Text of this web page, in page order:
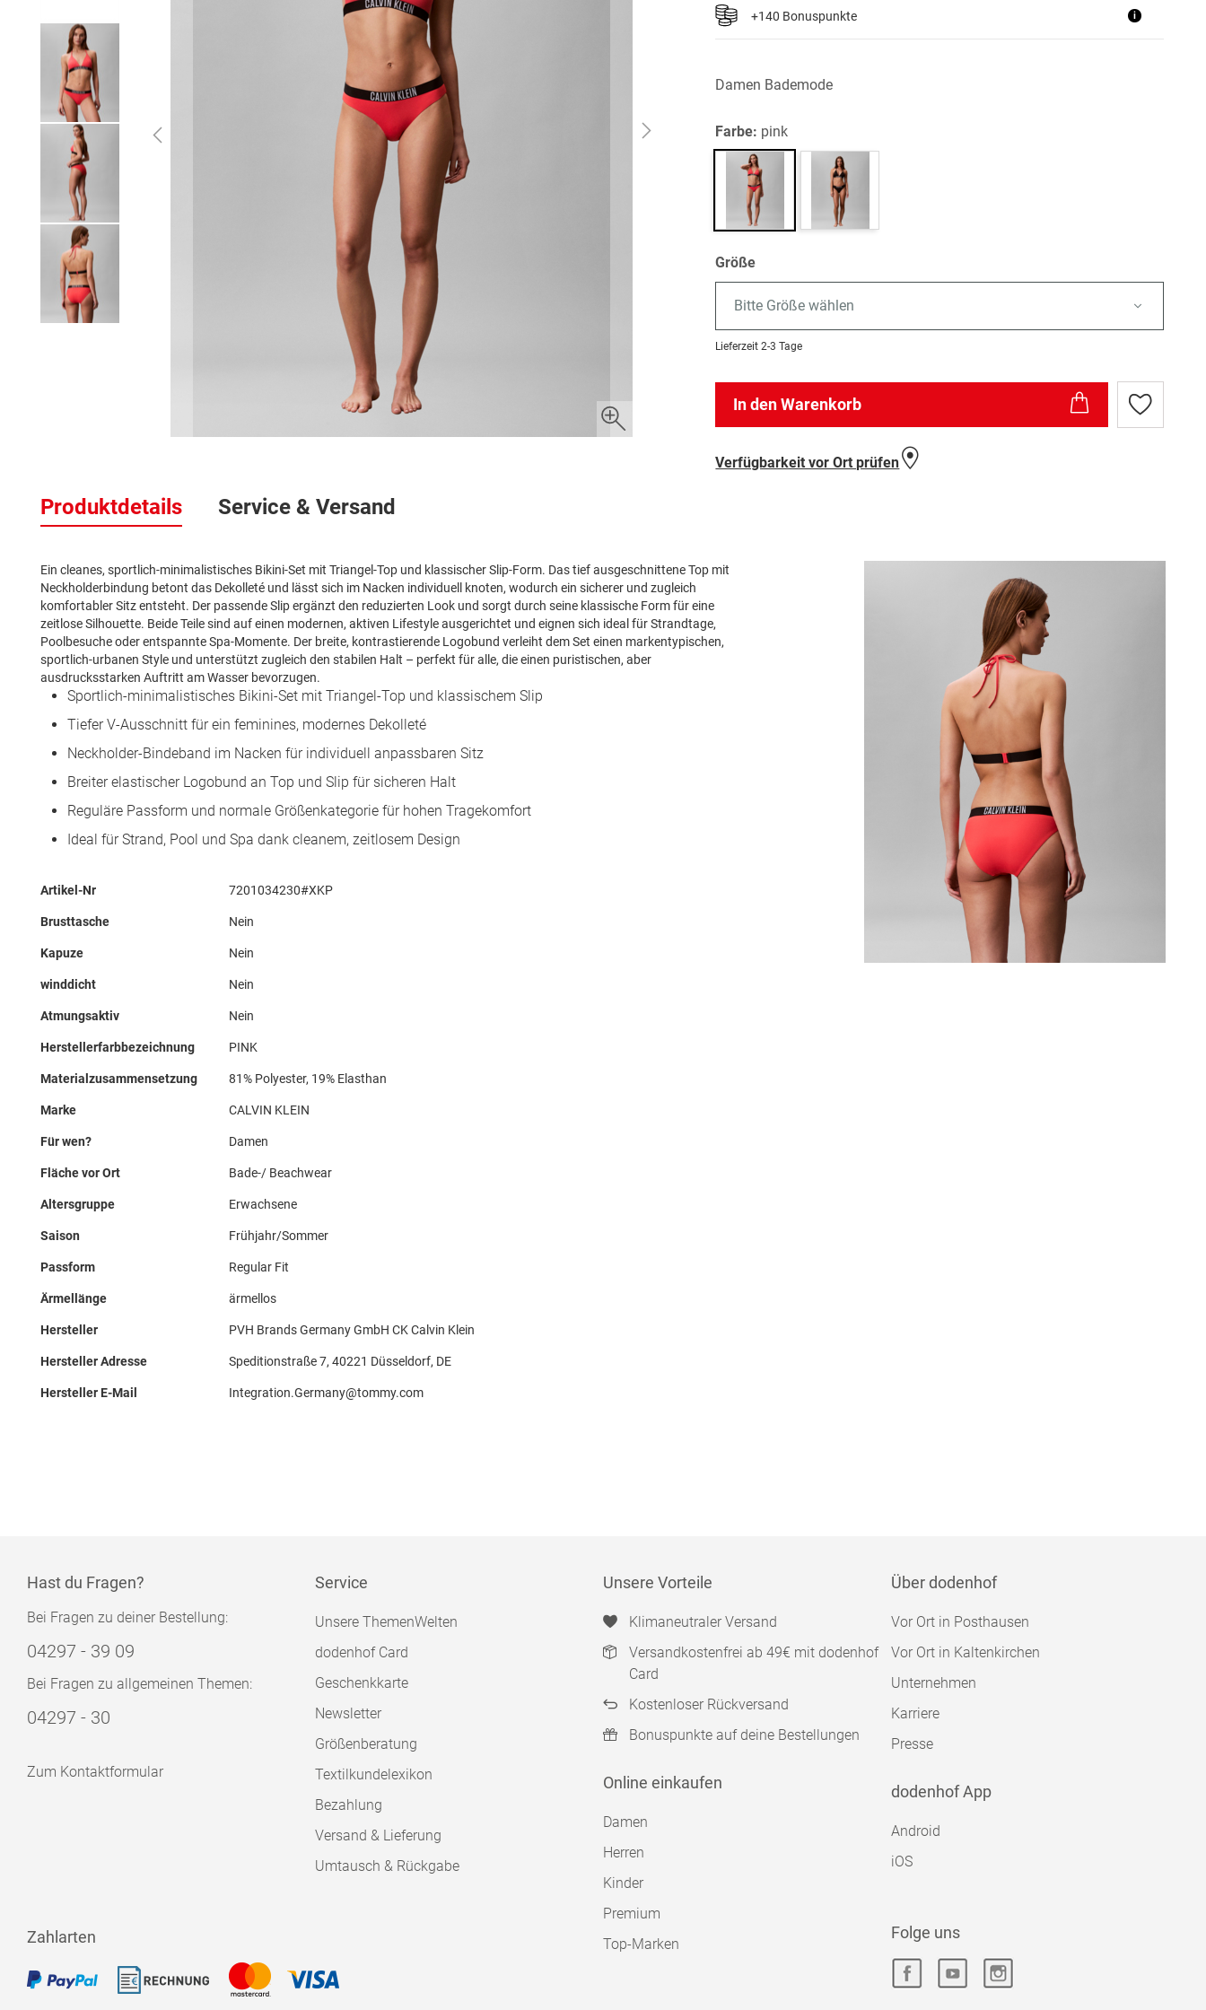
Bildergalerie
springen
+140 Bonuspunkte i
Damen Bademode
Farbe: pink
Größe
Bitte Größe wählen
Lieferzeit 2-3 Tage
In den Warenkorb
Zur
Wunschliste
Verfügbarkeit vor Ort prüfen
Produktdetails
Ein cleanes, sportlich-minimalistisches Bikini-Set mit Triangel-Top und klassischer Slip-Form. Das tief ausgeschnittene Top mit
Neckholderbindung betont das Dekolleté und lässt sich im Nacken individuell knoten, wodurch ein sicherer und zugleich
komfortabler Sitz entsteht. Der passende Slip ergänzt den reduzierten Look und sorgt durch seine klassische Form für eine
zeitlose Silhouette. Beide Teile sind auf einen modernen, aktiven Lifestyle ausgerichtet und eignen sich ideal für Strandtage,
Poolbesuche oder entspannte Spa-Momente. Der breite, kontrastierende Logobund verleiht dem Set einen markentypischen,
sportlich-urbanen Style und unterstützt zugleich den stabilen Halt – perfekt für alle, die einen puristischen, aber
ausdrucksstarken Auftritt am Wasser bevorzugen.
Sportlich-minimalistisches Bikini-Set mit Triangel-Top und klassischem Slip
Tiefer V-Ausschnitt für ein feminines, modernes Dekolleté
Neckholder-Bindeband im Nacken für individuell anpassbaren Sitz
Breiter elastischer Logobund an Top und Slip für sicheren Halt
Reguläre Passform und normale Größenkategorie für hohen Tragekomfort
Ideal für Strand, Pool und Spa dank cleanem, zeitlosem Design
Mehr
Artikel-Nr 7201034230#XKP
Brusttasche Nein
Kapuze Nein
winddicht Nein
Atmungsaktiv Nein
Herstellerfarbbezeichnung PINK
Materialzusammensetzung 81% Polyester, 19% Elasthan
Marke CALVIN KLEIN
Für wen? Damen
Fläche vor Ort Bade-/ Beachwear
Altersgruppe Erwachsene
Saison Frühjahr/Sommer
Passform Regular Fit
Ärmellänge ärmellos
Hersteller PVH Brands Germany GmbH CK Calvin Klein
Hersteller Adresse Speditionstraße 7, 40221 Düsseldorf, DE
Hersteller E-Mail Integration.Germany@tommy.com
Service & Versand
Hast du Fragen?
Bei Fragen zu deiner Bestellung:
04297 - 39 09
Bei Fragen zu allgemeinen Themen:
04297 - 30
Zum Kontaktformular
Service
Unsere ThemenWelten
dodenhof Card
Geschenkkarte
Newsletter
Größenberatung
Textilkundelexikon
Bezahlung
Versand & Lieferung
Umtausch & Rückgabe
Unsere Vorteile
Klimaneutraler Versand
Versandkostenfrei ab 49€ mit dodenhof
Card
Kostenloser Rückversand
Bonuspunkte auf deine Bestellungen
Online einkaufen
Damen
Herren
Kinder
Premium
Top-Marken
Über dodenhof
Vor Ort in Posthausen
Vor Ort in Kaltenkirchen
Unternehmen
Karriere
Presse
dodenhof App
Android
iOS
Zahlarten Folge uns